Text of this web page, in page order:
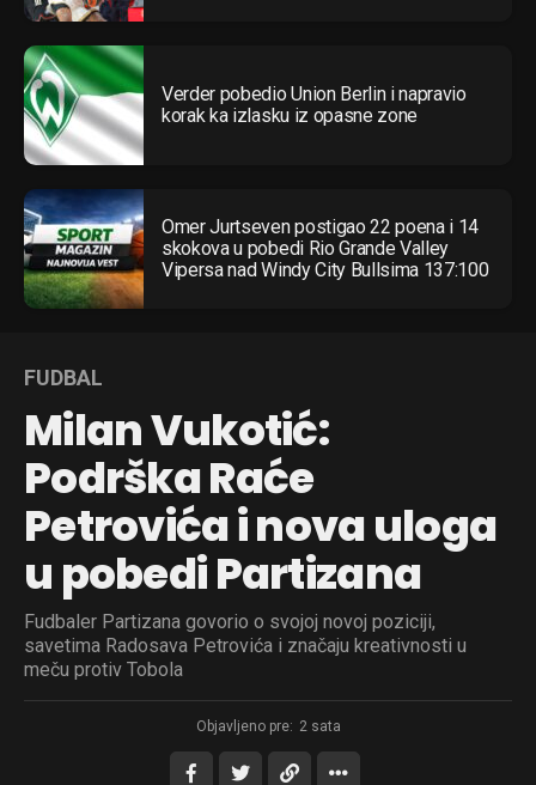
Verder pobedio Union Berlin i napravio
korak ka izlasku iz opasne zone
Omer Jurtseven postigao 22 poena i 14
skokova u pobedi Rio Grande Valley
Vipersa nad Windy City Bullsima 137:100
FUDBAL
Milan Vukotić:
Podrška Raće
Petrovića i nova uloga
u pobedi Partizana
Fudbaler Partizana govorio o svojoj novoj poziciji,
savetima Radosava Petrovića i značaju kreativnosti u
meču protiv Tobola
Objavljeno pre: 2 sata